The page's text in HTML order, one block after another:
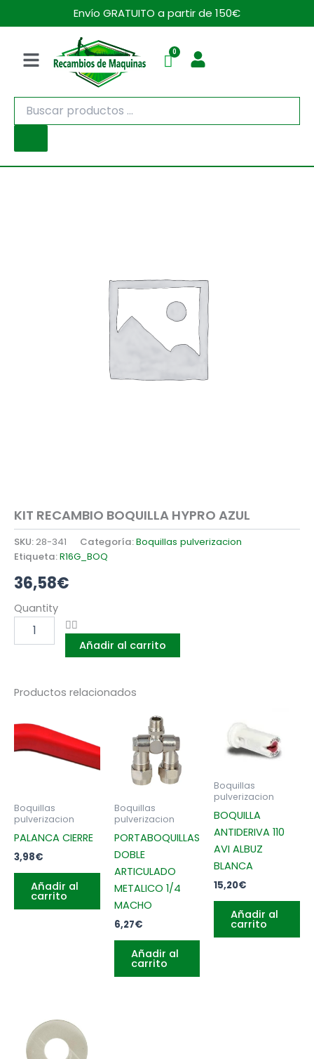
al
Envío GRATUITO a partir de 150€
Menú
productos
KIT RECAMBIO BOQUILLA HYPRO AZUL
SKU:28-341 Categoría:Boquillas pulverizacion
Etiqueta:R16G_BOQ
36,58€
Quantity
KIT
RECAMBIO
BOQUILLA
HYPRO
Añadir al carrito
Productos relacionados
Boquillas
pulverizacion
PALANCA CIERRE
3,98€
Añadir al
carrito
Boquillas
pulverizacion
PORTABOQUILLAS
DOBLE
ARTICULADO
METALICO 1/4
MACHO
6,27€
Añadir al
carrito
Boquillas
pulverizacion
BOQUILLA
ANTIDERIVA 110
AVI ALBUZ
BLANCA
15,20€
Añadir al
carrito